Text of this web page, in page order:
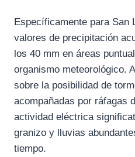
Específicamente para San
valores de precipitación
los 40 mm en áreas
organismo meteorológico.
sobre la posibilidad de
acompañadas por ráfagas
actividad eléctrica
granizo y lluvias
tiempo.